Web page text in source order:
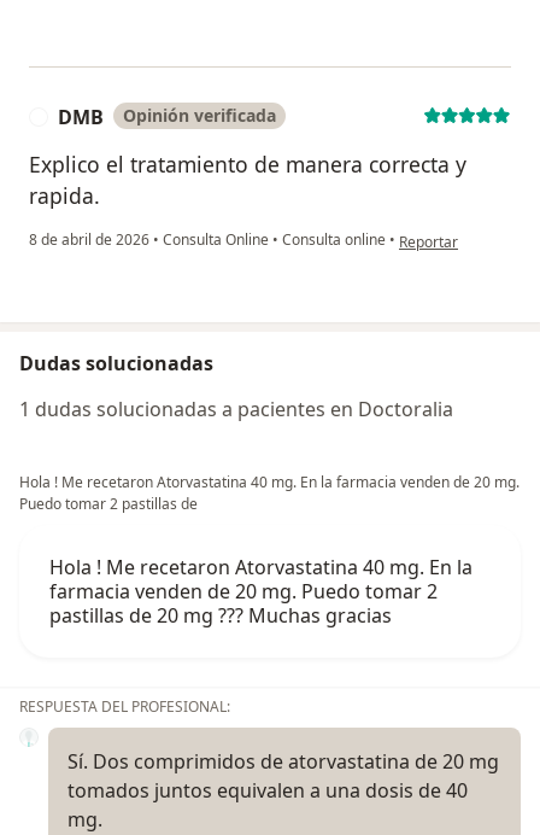
DMB Opinión verificada
Explico el tratamiento de manera correcta y
rapida.
8 de abril de 2026 • Consulta Online • Consulta online • en opinión del
Reportar
Dudas solucionadas
1 dudas solucionadas a pacientes en Doctoralia
Hola ! Me recetaron Atorvastatina 40 mg. En la farmacia venden de 20 mg.
Puedo tomar 2 pastillas de
Hola ! Me recetaron Atorvastatina 40 mg. En la
farmacia venden de 20 mg. Puedo tomar 2
pastillas de 20 mg ??? Muchas gracias
RESPUESTA DEL PROFESIONAL:
Sí. Dos comprimidos de atorvastatina de 20 mg
tomados juntos equivalen a una dosis de 40
mg.